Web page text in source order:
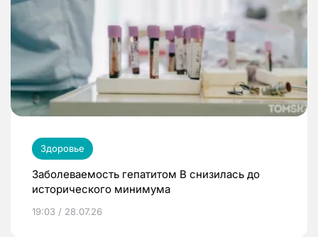
Здоровье
Заболеваемость гепатитом В снизилась до
исторического минимума
19:03 / 28.07.26